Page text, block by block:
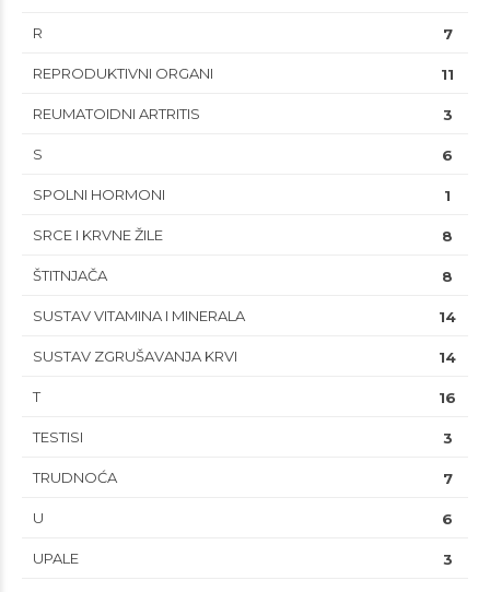
R 7
REPRODUKTIVNI ORGANI 11
REUMATOIDNI ARTRITIS 3
S 6
SPOLNI HORMONI 1
SRCE I KRVNE ŽILE 8
ŠTITNJAČA 8
SUSTAV VITAMINA I MINERALA 14
SUSTAV ZGRUŠAVANJA KRVI 14
T 16
TESTISI 3
TRUDNOĆA 7
U 6
UPALE 3